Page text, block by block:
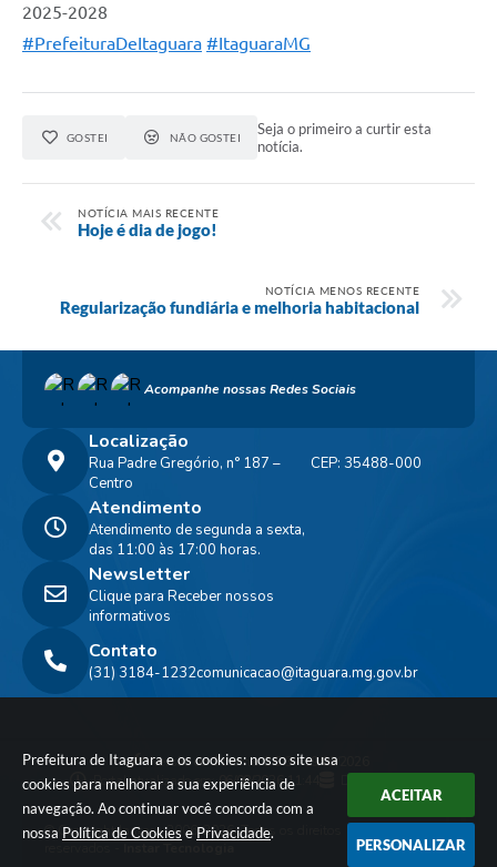
Prefeitura de Itaguara e os cookies: nosso site usa
cookies para melhorar a sua experiência de
navegação. Ao continuar você concorda com a
nossa Política de Cookies e Privacidade.
ACEITAR
PERSONALIZAR
2025-2028
#PrefeituraDeItaguara #ItaguaraMG
GOSTEI NÃO GOSTEI
Seja o primeiro a curtir esta
notícia.
NOTÍCIA MAIS RECENTE
Hoje é dia de jogo!
NOTÍCIA MENOS RECENTE
Regularização fundiária e melhoria habitacional
Acompanhe nossas Redes Sociais
Localização
Rua Padre Gregório, n° 187 –
Centro
CEP: 35488-000
Contato
(31) 3184-1232comunicacao@itaguara.mg.gov.br
Atendimento
Atendimento de segunda a sexta,
das 11:00 às 17:00 horas.
Newsletter
Clique para Receber nossos
informativos
Versão do Sistema:3.5.3 - 19/06/2026
Portal atualizado em:06/08/2026 11:44 Dados Abertos
© Copyright Instar - 2006-2026. Todos os direitos